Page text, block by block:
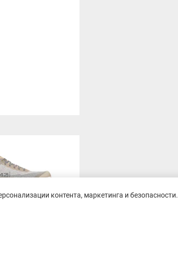
контента, маркетинга и безопасности.